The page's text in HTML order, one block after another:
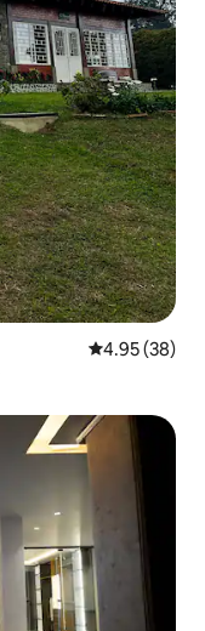
平均评分
4.95 (38)